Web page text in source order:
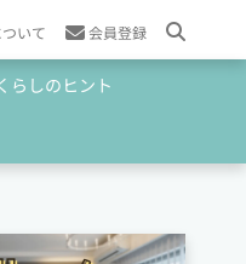
いて 会員登録
らしのヒント